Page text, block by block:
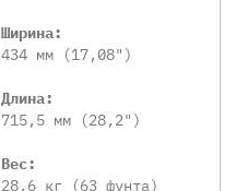
Ширина:
434 мм (17,08")
Длина:
715,5 мм (28,2")
Вес:
28,6 кг (63 фунта)